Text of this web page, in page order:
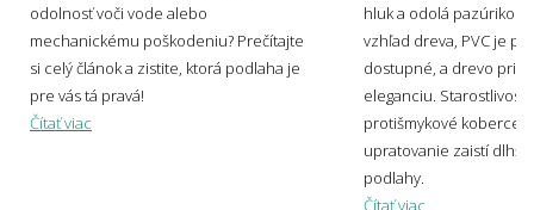
odolnosť voči vode alebo
mechanickému poškodeniu? Prečítajte
si celý článok a zistite, ktorá podlaha je
pre vás tá pravá!
Čítať viac
hluk a odolá
vzhľad dreva, PVC je
dostupné, a drevo
eleganciu. Starostlivosť
protišmykové koberce
upratovanie zaistí
podlahy.
Čítať viac